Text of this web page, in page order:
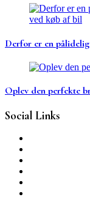
Derfor er en
Oplev den perfekte
Social Links